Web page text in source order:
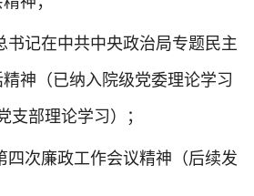
书记在中共中央政治局专题民主
神（已纳入院级党委理论学习
支部理论学习）；
四次廉政工作会议精神（后续发